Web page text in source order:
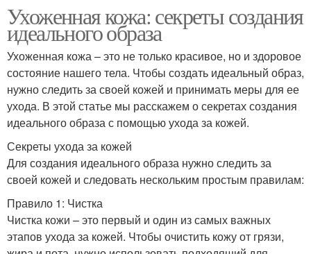
Ухоженная кожа: секреты создания
идеального образа
Ухоженная кожа – это не только красивое, но и здоровое
состояние нашего тела. Чтобы создать идеальный образ,
нужно следить за своей кожей и принимать меры для ее
ухода. В этой статье мы расскажем о секретах создания
идеального образа с помощью ухода за кожей.
Секреты ухода за кожей
Для создания идеального образа нужно следить за
своей кожей и следовать нескольким простым правилам:
Правило 1: Чистка
Чистка кожи – это первый и один из самых важных
этапов ухода за кожей. Чтобы очистить кожу от грязи,